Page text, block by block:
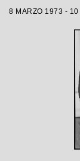
8 MARZO 1973 -